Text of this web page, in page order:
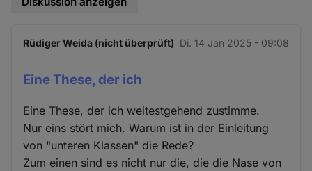
Rüdiger Weida (nicht überprüft) Di. 14 Jan 2025 - 09:08
Eine These, der ich
Eine These, der ich weitestgehend zustimme.
Nur eins stört mich. Warum ist in der Einleitung
von "unteren Klassen" die Rede?
Zum einen sind es nicht nur die, die die Nase von